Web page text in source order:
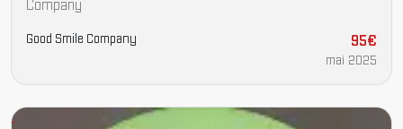
Company
Good Smile Company 95€
mai 2025